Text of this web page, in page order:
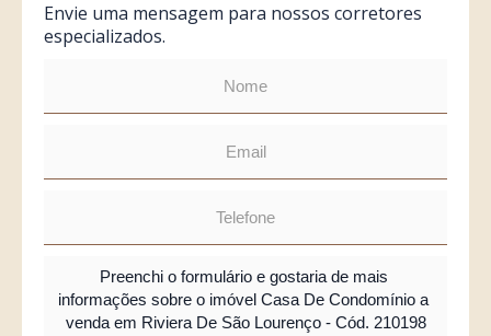
Envie uma mensagem para nossos corretores
especializados.